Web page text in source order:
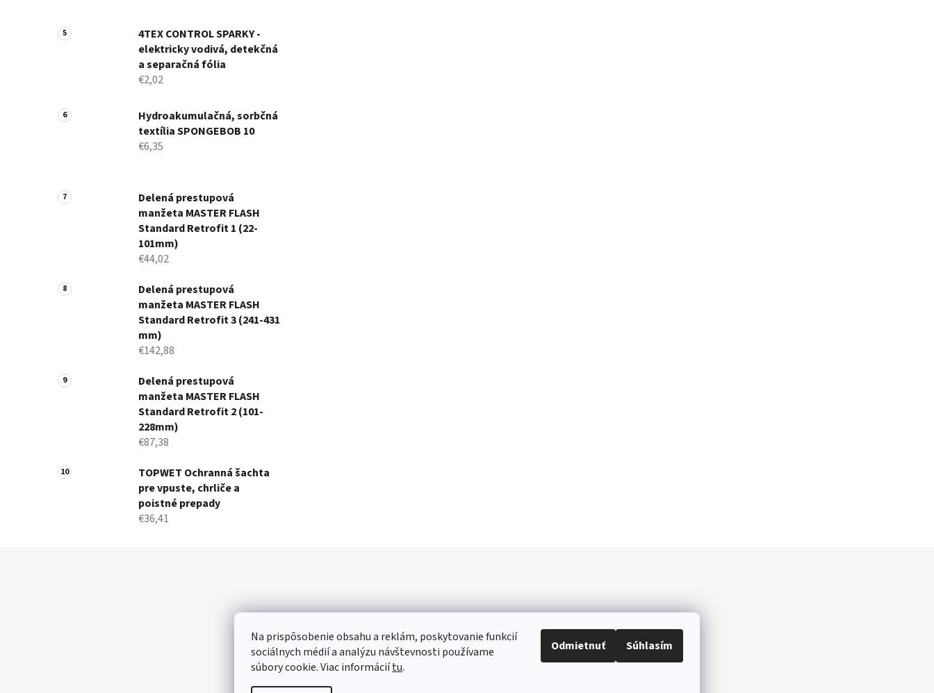
Na prispôsobenie obsahu a reklám, poskytovanie funkcií
sociálnych médií a analýzu návštevnosti používame
súbory cookie. Viac informáciítu.
Odmietnuť Súhlasím
4TEX CONTROL SPARKY -
elektricky vodivá, detekčná
a separačná fólia
€2,02
Hydroakumulačná, sorbčná
textília SPONGEBOB 10
€6,35
Delená prestupová
manžeta MASTER FLASH
Standard Retrofit 1 (22-
101mm)
€44,02
Delená prestupová
manžeta MASTER FLASH
Standard Retrofit 3 (241-431
mm)
€142,88
Delená prestupová
manžeta MASTER FLASH
Standard Retrofit 2 (101-
228mm)
€87,38
TOPWET Ochranná šachta
pre vpuste, chrliče a
poistné prepady
€36,41